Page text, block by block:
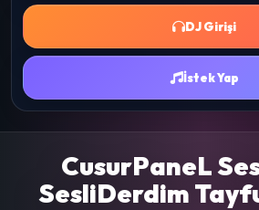
DJ Girişi
İstek Yap
CusurPaneL
SesliDerdim